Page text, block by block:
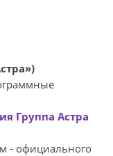
Группа Астра
- официального